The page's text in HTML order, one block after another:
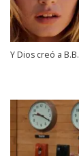
Y Dios creó a B.B.